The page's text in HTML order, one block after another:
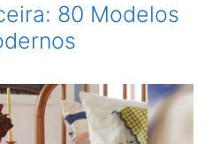
80 Modelos